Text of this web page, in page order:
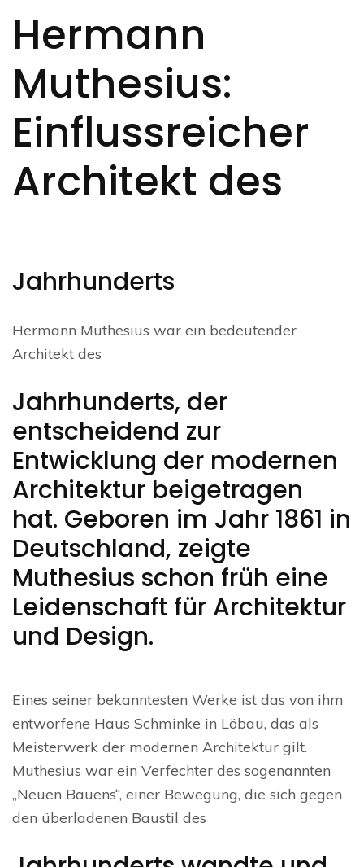
Hermann
Muthesius:
Einflussreicher
Architekt des
Jahrhunderts
Hermann Muthesius war ein bedeutender
Architekt des
Jahrhunderts, der
entscheidend zur
Entwicklung der modernen
Architektur beigetragen
hat. Geboren im Jahr 1861 in
Deutschland, zeigte
Muthesius schon früh eine
Leidenschaft für Architektur
und Design.
Eines seiner bekanntesten Werke ist das von ihm
entworfene Haus Schminke in Löbau, das als
Meisterwerk der modernen Architektur gilt.
Muthesius war ein Verfechter des sogenannten
„Neuen Bauens“, einer Bewegung, die sich gegen
den überladenen Baustil des